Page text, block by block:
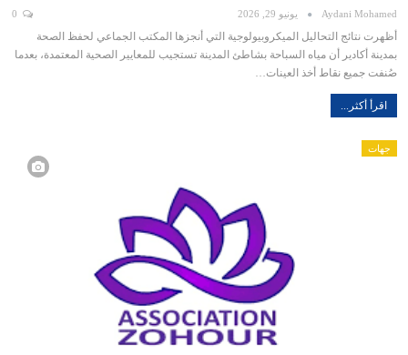
Aydani Mohamed يونيو 29, 2026
أظهرت نتائج التحاليل الميكروبيولوجية التي أنجزها المكتب الجماعي لحفظ الصحة
بمدينة أكادير أن مياه السباحة بشاطئ المدينة تستجيب للمعايير الصحية المعتمدة، بعدما
صُنفت جميع نقاط أخذ العينات…
اقرأ أكثر...
جهات